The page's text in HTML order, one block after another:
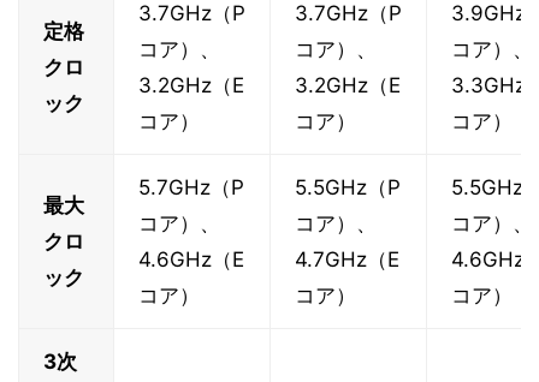
定格
クロ
ック
3.7GHz（P
コア）、
3.2GHz（E
コア）
3.7GHz（P
コア）、
3.2GHz（E
コア）
3.9GHz
コア）、
3.3GHz
コア）
最大
クロ
ック
5.7GHz（P
コア）、
4.6GHz（E
コア）
5.5GHz（P
コア）、
4.7GHz（E
コア）
5.5GHz
コア）、
4.6GHz
コア）
3次